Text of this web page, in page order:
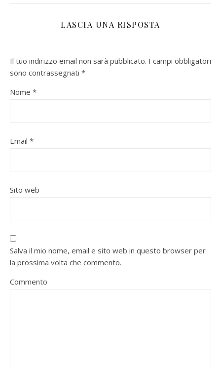
LASCIA UNA RISPOSTA
Il tuo indirizzo email non sarà pubblicato. I campi obbligatori
sono contrassegnati *
Nome *
Email *
Sito web
Salva il mio nome, email e sito web in questo browser per
la prossima volta che commento.
Commento